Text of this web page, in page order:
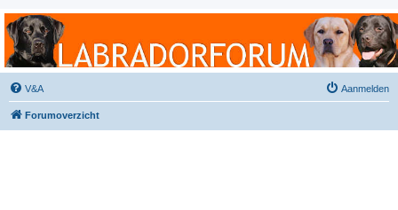
Labradorforum
Het gezelligste Labradorforum van Nederland en België!
V&A Aanmelden
Forumoverzicht